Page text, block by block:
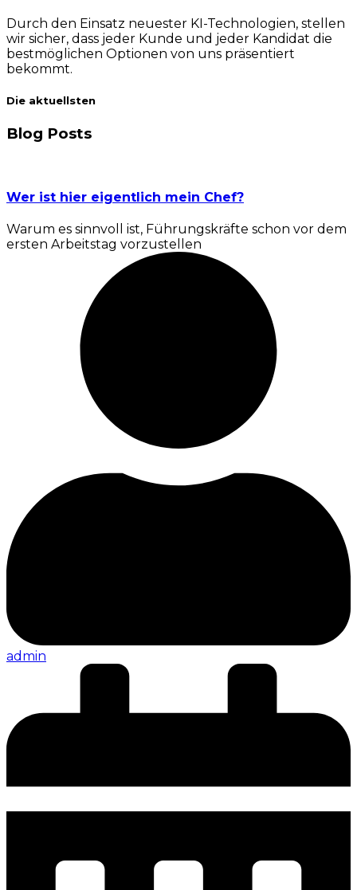
Durch den Einsatz neuester KI-Technologien, stellen
wir sicher, dass jeder Kunde und jeder Kandidat die
bestmöglichen Optionen von uns präsentiert
bekommt.
Die aktuellsten
Blog Posts
Wer ist hier eigentlich mein Chef?
Warum es sinnvoll ist, Führungskräfte schon vor dem
ersten Arbeitstag vorzustellen
admin